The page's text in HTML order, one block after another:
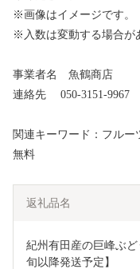
※画像はイメージです。
※入数は変動する場合が
事業者名 魚鶴商店
連絡先 050-3151-9967
関連キーワード：フル
無料
返礼品名
紀州有田産の巨峰ぶ
旬以降発送予定】